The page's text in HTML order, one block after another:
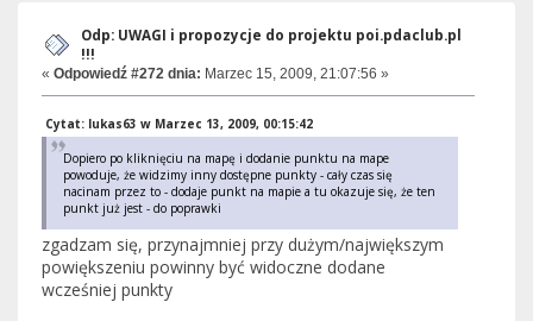
Odp: UWAGI i propozycje do projektu poi.pdaclub.pl
!!!
« Odpowiedź #272 dnia: Marzec 15, 2009, 21:07:56 »
Cytat: lukas63 w Marzec 13, 2009, 00:15:42
Dopiero po kliknięciu na mapę i dodanie punktu na mape
powoduje, że widzimy inny dostępne punkty - cały czas się
nacinam przez to - dodaje punkt na mapie a tu okazuje się, że ten
punkt już jest - do poprawki
zgadzam się, przynajmniej przy dużym/największym
powiększeniu powinny być widoczne dodane
wcześniej punkty